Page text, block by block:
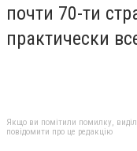
почти 70-ти
практически
Якщо ви помітили помилку,
повідомити про це редакцію